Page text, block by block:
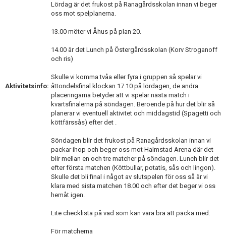
Aktivitetsinfo:
Lördag är det frukost på Ranagårdsskolan innan vi beger
oss mot spelplanerna.
13.00 möter vi Åhus på plan 20.
14.00 är det Lunch på Östergårdsskolan (Korv Stroganoff
och ris)
Skulle vi komma tvåa eller fyra i gruppen så spelar vi
åttondelsfinal klockan 17.10 på lördagen, de andra
placeringarna betyder att vi spelar nästa match i
kvartsfinalerna på söndagen. Beroende på hur det blir så
planerar vi eventuell aktivitet och middagstid (Spagetti och
köttfärssås) efter det .
Söndagen blir det frukost på Ranagårdsskolan innan vi
packar ihop och beger oss mot Halmstad Arena där det
blir mellan en och tre matcher på söndagen. Lunch blir det
efter första matchen (Köttbullar, potatis, sås och lingon).
Skulle det bli final i något av slutspelen för oss så är vi
klara med sista matchen 18.00 och efter det beger vi oss
hemåt igen.
Lite checklista på vad som kan vara bra att packa med:
För matcherna